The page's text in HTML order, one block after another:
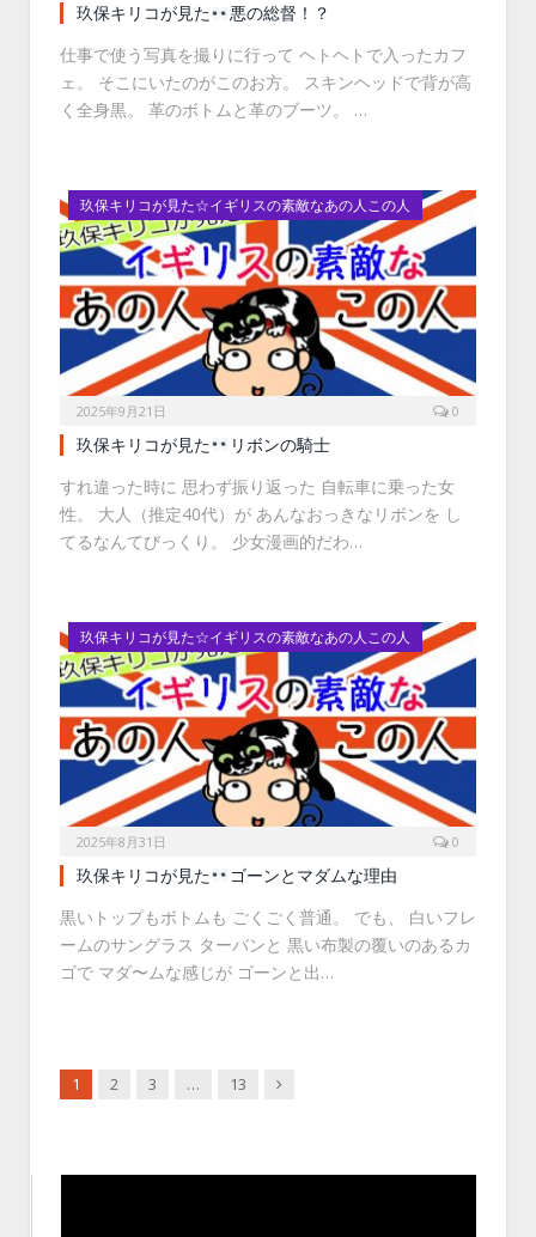
玖保キリコが見た
悪の総督！？
仕事で使う写真を撮りに行って ヘトヘトで入ったカフ
ェ。 そこにいたのがこのお方。 スキンヘッドで背が高
く全身黒。 革のボトムと革のブーツ。 …
玖保キリコが見た☆イギリスの素敵なあの人この人
2025年9月21日 0
玖保キリコが見た
リボンの騎士
すれ違った時に 思わず振り返った 自転車に乗った女
性。 大人（推定40代）が あんなおっきなリボンを し
てるなんてびっくり。 少女漫画的だわ…
玖保キリコが見た☆イギリスの素敵なあの人この人
2025年8月31日 0
玖保キリコが見た
ゴーンとマダムな理由
黒いトップもボトムも ごくごく普通。 でも、 白いフレ
ームのサングラス ターバンと 黒い布製の覆いのあるカ
ゴで マダ〜ムな感じが ゴーンと出…
1 2 3 … 13 Next